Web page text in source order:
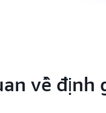
về định